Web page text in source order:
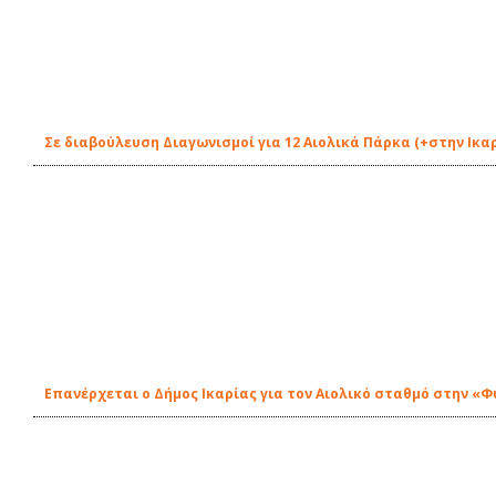
Σε διαβούλευση Διαγωνισμοί για 12 Αιολικά Πάρκα (+στην
Eπανέρχεται ο Δήμος Ικαρίας για τον Αιολικό σταθμό στην